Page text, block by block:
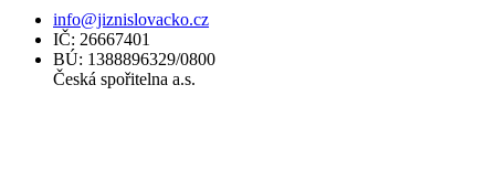
info@jiznislovacko.cz
IČ: 26667401
BÚ: 1388896329/0800
Česká spořitelna a.s.